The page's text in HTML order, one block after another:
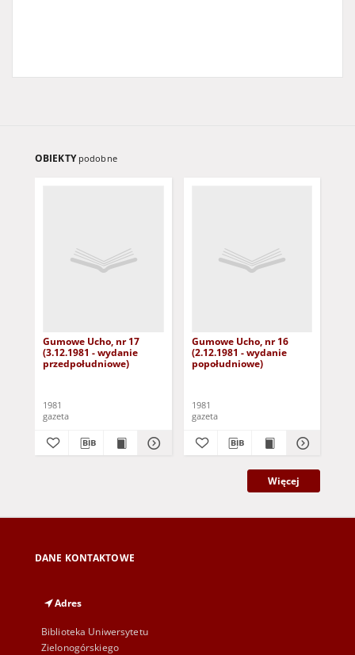
OBIEKTY podobne
Gumowe Ucho, nr 17
(3.12.1981 - wydanie
przedpołudniowe)
1981
gazeta
Gumowe Ucho, nr 16
(2.12.1981 - wydanie
popołudniowe)
1981
gazeta
Więcej
DANE KONTAKTOWE
Adres
Biblioteka Uniwersytetu
Zielonogórskiego